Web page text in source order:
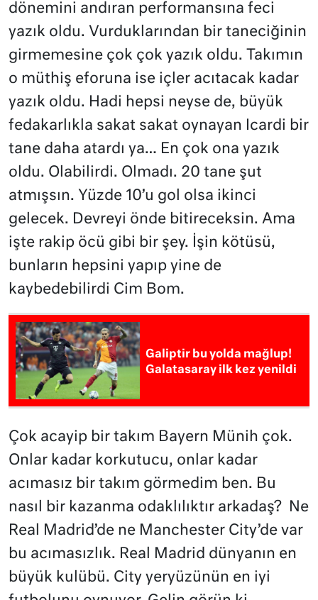
dönemini andıran performansına feci
yazık oldu. Vurduklarından bir taneciğinin
girmemesine çok çok yazık oldu. Takımın
o müthiş eforuna ise içler acıtacak kadar
yazık oldu. Hadi hepsi neyse de, büyük
fedakarlıkla sakat sakat oynayan Icardi bir
tane daha atardı ya… En çok ona yazık
oldu. Olabilirdi. Olmadı. 20 tane şut
atmışsın. Yüzde 10’u gol olsa ikinci
gelecek. Devreyi önde bitireceksin. Ama
işte rakip öcü gibi bir şey. İşin kötüsü,
bunların hepsini yapıp yine de
kaybedebilirdi Cim Bom.
Galiptir bu yolda mağlup!
Galatasaray ilk kez yenildi
Çok acayip bir takım Bayern Münih çok.
Onlar kadar korkutucu, onlar kadar
acımasız bir takım görmedim ben. Bu
nasıl bir kazanma odaklılıktır arkadaş? Ne
Real Madrid’de ne Manchester City’de var
bu acımasızlık. Real Madrid dünyanın en
büyük kulübü. City yeryüzünün en iyi